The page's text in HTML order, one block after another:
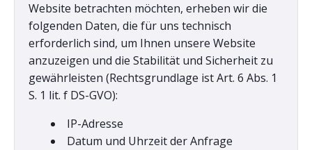
Website betrachten möchten, erheben wir die
folgenden Daten, die für uns technisch
erforderlich sind, um Ihnen unsere Website
anzuzeigen und die Stabilität und Sicherheit zu
gewährleisten (Rechtsgrundlage ist Art. 6 Abs. 1
S. 1 lit. f DS-GVO):
IP-Adresse
Datum und Uhrzeit der Anfrage